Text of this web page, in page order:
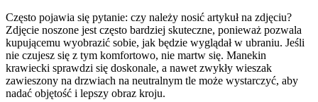
Często pojawia się pytanie: czy należy nosić artykuł na zdjęciu?
Zdjęcie noszone jest często bardziej skuteczne, ponieważ pozwala
kupującemu wyobrazić sobie, jak będzie wyglądał w ubraniu. Jeśli
nie czujesz się z tym komfortowo, nie martw się. Manekin
krawiecki sprawdzi się doskonale, a nawet zwykły wieszak
zawieszony na drzwiach na neutralnym tle może wystarczyć, aby
nadać objętość i lepszy obraz kroju.